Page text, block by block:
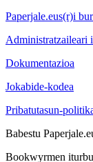
Paperjale.eus(r)i
Administratzaileari
Dokumentazioa
Jokabide-kodea
Pribatutasun-
Babestu
Bookwyrmen